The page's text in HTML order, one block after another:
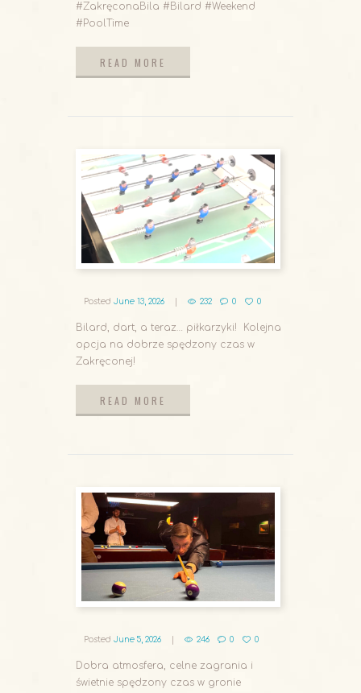
#ZakręconaBila #Bilard #Weekend
#PoolTime
READ MORE
Posted June 13, 2026 232 0 0
Bilard, dart, a teraz… piłkarzyki! Kolejna
opcja na dobrze spędzony czas w
Zakręconej!
READ MORE
Posted June 5, 2026 246 0 0
Dobra atmosfera, celne zagrania i
świetnie spędzony czas w gronie